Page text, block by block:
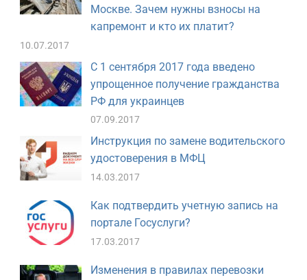
Москве. Зачем нужны взносы на
капремонт и кто их платит?
10.07.2017
С 1 сентября 2017 года введено
упрощенное получение гражданства
РФ для украинцев
07.09.2017
Инструкция по замене водительского
удостоверения в МФЦ
14.03.2017
Как подтвердить учетную запись на
портале Госуслуги?
17.03.2017
Изменения в правилах перевозки